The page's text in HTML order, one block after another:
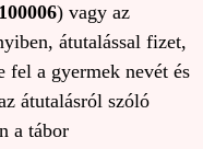
) vagy az
átutalással fizet,
fel a gyermek nevét és
átutalásról szóló
a tábor